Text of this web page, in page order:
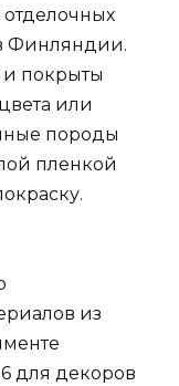
Финляндии.
покрыты
или
породы
пленкой
из
для декоров